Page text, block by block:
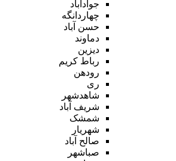
جوادآباد
چهاردانگه
حسن آباد
دماوند
دیزین
رباط کریم
رودهن
ری
شاهدشهر
شریف آباد
شمشک
شهریار
صالح آباد
صباشهر